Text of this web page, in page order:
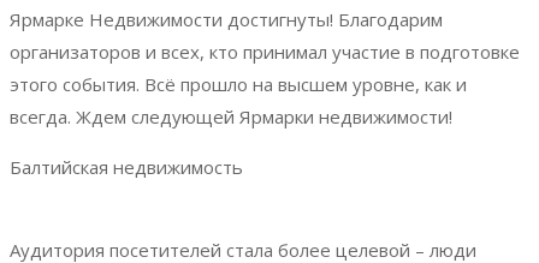
Ярмарке Недвижимости достигнуты! Благодарим
организаторов и всех, кто принимал участие в подготовке
этого события. Всё прошло на высшем уровне, как и
всегда. Ждем следующей Ярмарки недвижимости!
Балтийская недвижимость
Аудитория посетителей стала более целевой – люди